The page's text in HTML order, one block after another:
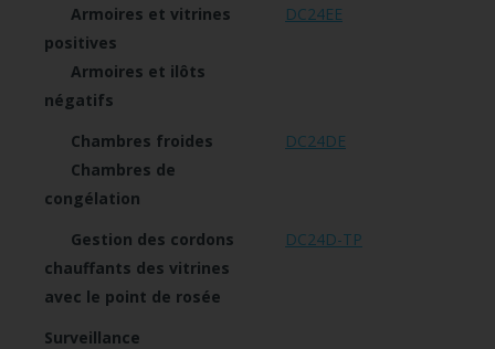
Armoires et vitrines
positives
Armoires et ilôts
négatifs
DC24EE
Chambres froides
Chambres de
congélation
DC24DE
Gestion des cordons
chauffants des vitrines
avec le point de rosée
DC24D-TP
Surveillance